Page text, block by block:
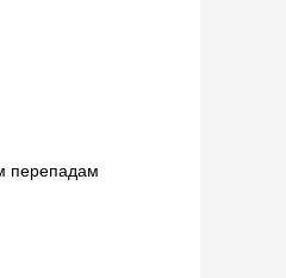
перепадам